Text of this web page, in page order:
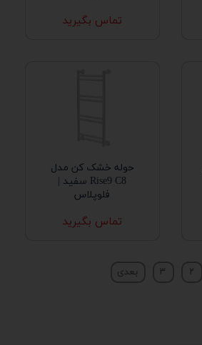
تماس بگیرید
حوله خشک کن مدل
Rise9 C8 سفید |
فلوپلاس
تماس بگیرید
۲ ۳ بعدی